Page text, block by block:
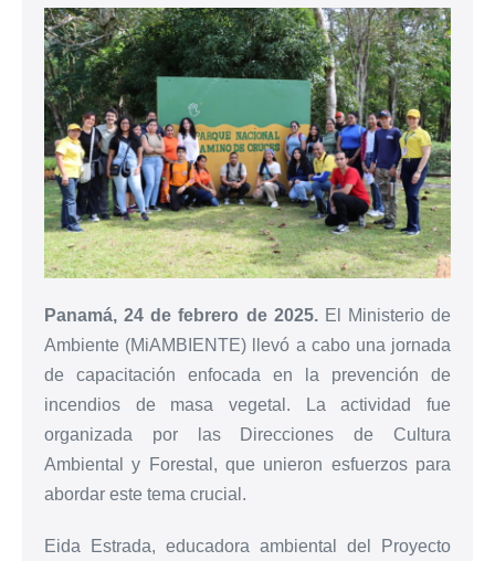
Panamá, 24 de febrero de 2025.El Ministerio de
Ambiente (MiAMBIENTE) llevó a cabo una jornada
de capacitación enfocada en la prevención de
incendios de masa vegetal. La actividad fue
organizada por las Direcciones de Cultura
Ambiental y Forestal, que unieron esfuerzos para
abordar este tema crucial.
Eida Estrada, educadora ambiental del Proyecto